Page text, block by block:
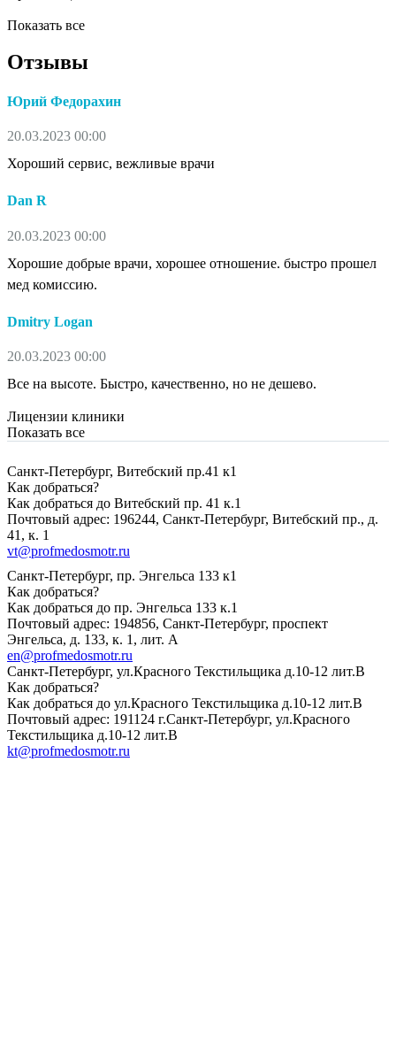
Показать все
Отзывы
Юрий Федорахин
20.03.2023 00:00
Хороший сервис, вежливые врачи
Dan R
20.03.2023 00:00
Хорошие добрые врачи, хорошее отношение. быстро прошел
мед комиссию.
Dmitry Logan
20.03.2023 00:00
Все на высоте. Быстро, качественно, но не дешево.
Лицензии клиники
Показать все
Санкт-Петербург, Витебский пр.41 к1
Как добраться?
Как добраться до Витебский пр. 41 к.1
Почтовый адрес: 196244, Санкт-Петербург, Витебский пр., д.
41, к. 1
vt@profmedosmotr.ru
Санкт-Петербург, пр. Энгельса 133 к1
Как добраться?
Как добраться до пр. Энгельса 133 к.1
Почтовый адрес: 194856, Санкт-Петербург, проспект
Энгельса, д. 133, к. 1, лит. А
en@profmedosmotr.ru
Санкт-Петербург, ул.Красного Текстильщика д.10-12 лит.В
Как добраться?
Как добраться до ул.Красного Текстильщика д.10-12 лит.В
Почтовый адрес: 191124 г.Санкт-Петербург, ул.Красного
Текстильщика д.10-12 лит.В
kt@profmedosmotr.ru